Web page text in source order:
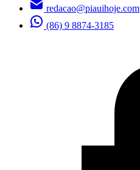
redacao@piauihoje.com
(86) 9 8874-3185